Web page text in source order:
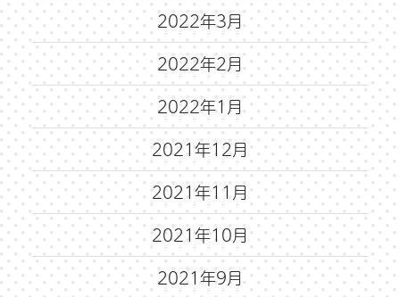
2022年3月
2022年2月
2022年1月
2021年12月
2021年11月
2021年10月
2021年9月